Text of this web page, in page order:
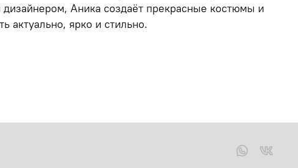
Аника создаёт прекрасные костюмы и
актуально, ярко и стильно.